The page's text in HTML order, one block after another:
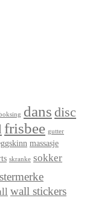
dans disc
frisbee gutter
massasje
skranke sokker
wall stickers